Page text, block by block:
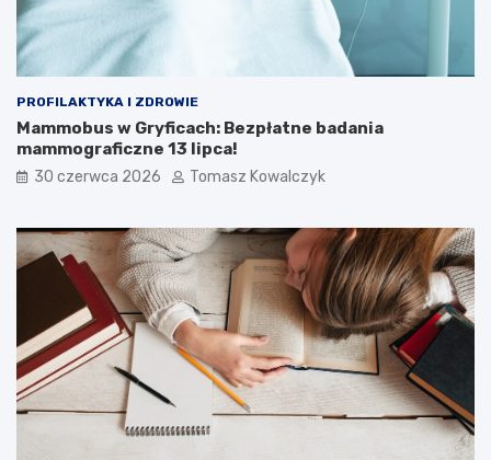
PROFILAKTYKA I ZDROWIE
Mammobus w Gryficach: Bezpłatne badania
mammograficzne 13 lipca!
30 czerwca 2026 Tomasz Kowalczyk